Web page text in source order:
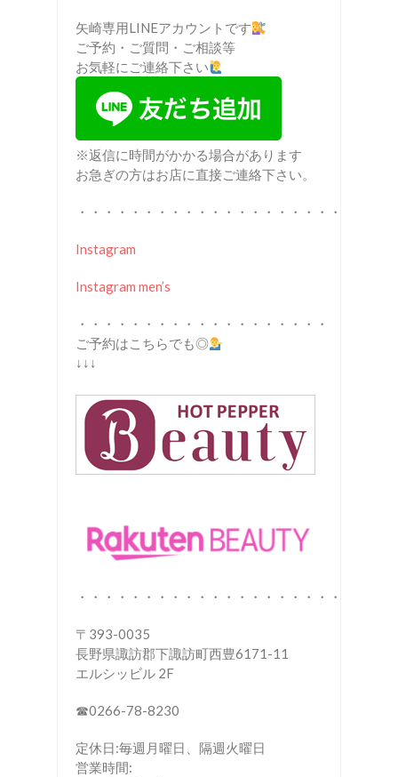
矢崎専用LINEアカウントです
ご予約・ご質問・ご相談等
お気軽にご連絡下さい
※返信に時間がかかる場合があります
お急ぎの方はお店に直接ご連絡下さい。
・・・・・・・・・・・・・・・・・・・・
Instagram
Instagram men’s
・・・・・・・・・・・・・・・・・・・
ご予約はこちらでも◎
↓↓↓
・・・・・・・・・・・・・・・・・・・・
〒393-0035
長野県諏訪郡下諏訪町西豊6171-11
エルシッビル 2F
☎︎0266-78-8230
定休日:毎週月曜日、隔週火曜日
営業時間: